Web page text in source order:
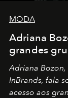
MODA
Adriana
grandes
Adriana
InBrands, fala
acesso aos